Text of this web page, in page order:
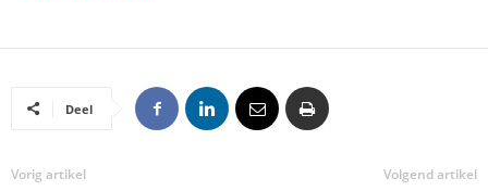
Deel
Vorig artikel Volgend artikel